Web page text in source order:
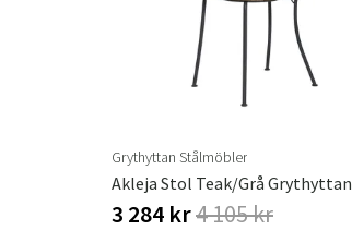
Grythyttan Stålmöbler
Akleja Stol Teak/Grå Grythyttan
3 284 kr4 105 kr